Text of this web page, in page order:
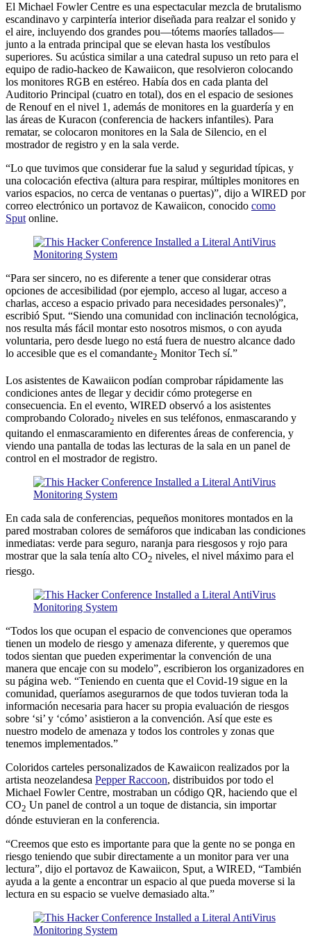
El Michael Fowler Centre es una espectacular mezcla de brutalismo
escandinavo y carpintería interior diseñada para realzar el sonido y
el aire, incluyendo dos grandes pou—tótems maoríes tallados—
junto a la entrada principal que se elevan hasta los vestíbulos
superiores. Su acústica similar a una catedral supuso un reto para el
equipo de radio-hackeo de Kawaiicon, que resolvieron colocando
los monitores RGB en estéreo. Había dos en cada planta del
Auditorio Principal (cuatro en total), dos en el espacio de sesiones
de Renouf en el nivel 1, además de monitores en la guardería y en
las áreas de Kuracon (conferencia de hackers infantiles). Para
rematar, se colocaron monitores en la Sala de Silencio, en el
mostrador de registro y en la sala verde.
“Lo que tuvimos que considerar fue la salud y seguridad típicas, y
una colocación efectiva (altura para respirar, múltiples monitores en
varios espacios, no cerca de ventanas o puertas)”, dijo a WIRED por
correo electrónico un portavoz de Kawaiicon, conocido como
Sput online.
“Para ser sincero, no es diferente a tener que considerar otras
opciones de accesibilidad (por ejemplo, acceso al lugar, acceso a
charlas, acceso a espacio privado para necesidades personales)”,
escribió Sput. “Siendo una comunidad con inclinación tecnológica,
nos resulta más fácil montar esto nosotros mismos, o con ayuda
voluntaria, pero desde luego no está fuera de nuestro alcance dado
lo accesible que es el comandante2 Monitor Tech sí.”
Los asistentes de Kawaiicon podían comprobar rápidamente las
condiciones antes de llegar y decidir cómo protegerse en
consecuencia. En el evento, WIRED observó a los asistentes
comprobando Colorado2 niveles en sus teléfonos, enmascarando y
quitando el enmascaramiento en diferentes áreas de conferencia, y
viendo una pantalla de todas las lecturas de la sala en un panel de
control en el mostrador de registro.
En cada sala de conferencias, pequeños monitores montados en la
pared mostraban colores de semáforos que indicaban las condiciones
inmediatas: verde para seguro, naranja para riesgosos y rojo para
mostrar que la sala tenía alto CO2 niveles, el nivel máximo para el
riesgo.
“Todos los que ocupan el espacio de convenciones que operamos
tienen un modelo de riesgo y amenaza diferente, y queremos que
todos sientan que pueden experimentar la convención de una
manera que encaje con su modelo”, escribieron los organizadores en
su página web. “Teniendo en cuenta que el Covid-19 sigue en la
comunidad, queríamos asegurarnos de que todos tuvieran toda la
información necesaria para hacer su propia evaluación de riesgos
sobre ‘si’ y ‘cómo’ asistieron a la convención. Así que este es
nuestro modelo de amenaza y todos los controles y zonas que
tenemos implementados.”
Coloridos carteles personalizados de Kawaiicon realizados por la
artista neozelandesa Pepper Raccoon, distribuidos por todo el
Michael Fowler Centre, mostraban un código QR, haciendo que el
CO2 Un panel de control a un toque de distancia, sin importar
dónde estuvieran en la conferencia.
“Creemos que esto es importante para que la gente no se ponga en
riesgo teniendo que subir directamente a un monitor para ver una
lectura”, dijo el portavoz de Kawaiicon, Sput, a WIRED, “También
ayuda a la gente a encontrar un espacio al que pueda moverse si la
lectura en su espacio se vuelve demasiado alta.”